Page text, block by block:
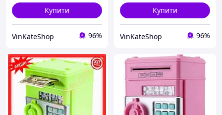
Купити
VinKateShop 96%
Купити
VinKateShop 96%